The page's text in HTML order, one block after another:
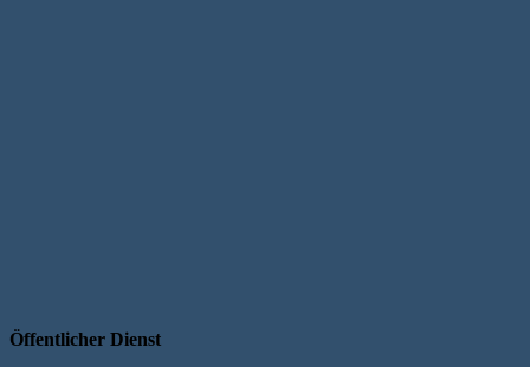
Öffentlicher Dienst